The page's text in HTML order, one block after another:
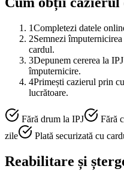
1Completezi datele
2Semnezi
cardul.
3Depunem cererea la
împuternicire.
4Primești cazierul prin
lucrătoare.
Fără drum la IPJ Fără
zile
Plată securizată cu
Reabilitare și